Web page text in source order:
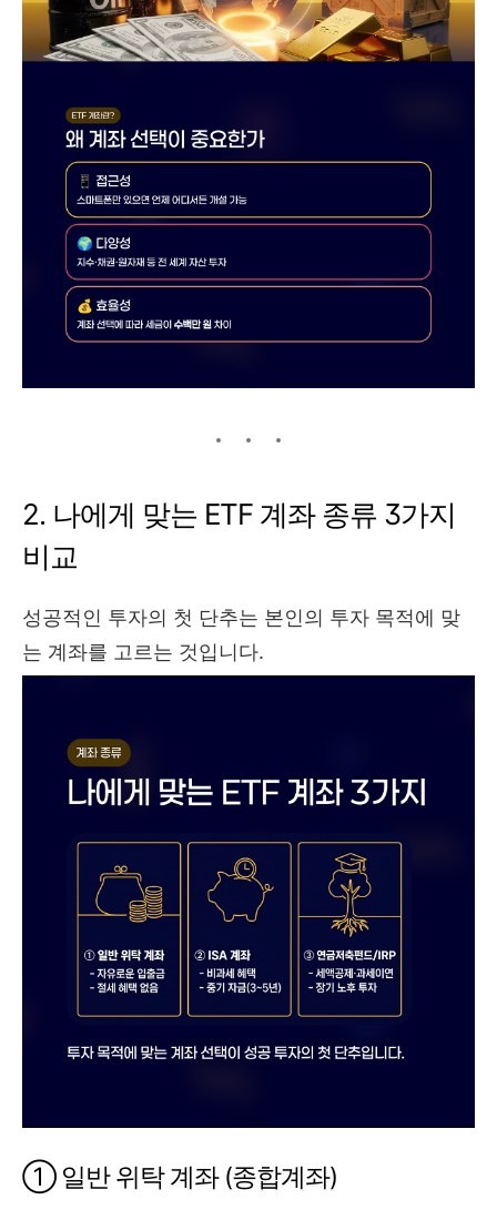
2. 나에게 맞는 ETF 계좌 종류 3가지
비교
성공적인 투자의 첫 단추는 본인의 투자 목적에 맞
는 계좌를 고르는 것입니다.
① 일반 위탁 계좌 (종합계좌)